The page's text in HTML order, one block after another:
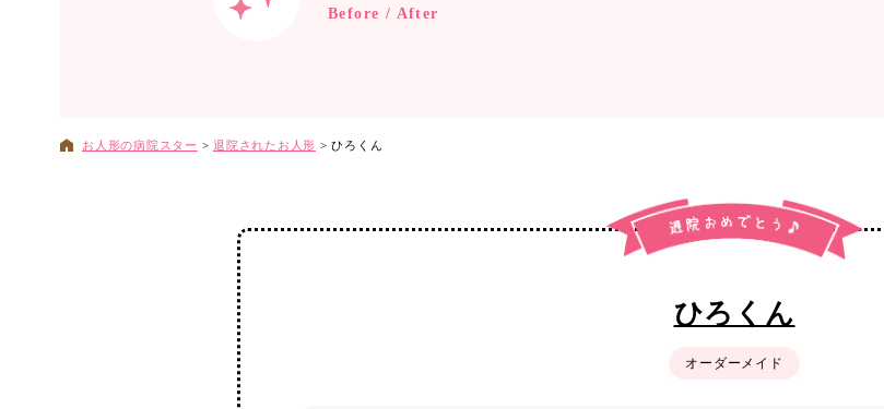
Before / After
お人形の病院スター > 退院されたお人形 >ひろくん
ひろくん
オーダーメイド